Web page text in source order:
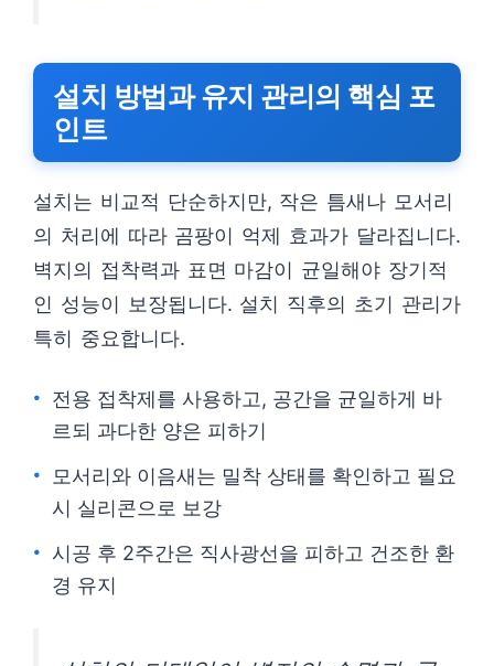
설치 방법과 유지 관리의 핵심 포
인트
설치는 비교적 단순하지만, 작은 틈새나 모서리
의 처리에 따라 곰팡이 억제 효과가 달라집니다.
벽지의 접착력과 표면 마감이 균일해야 장기적
인 성능이 보장됩니다. 설치 직후의 초기 관리가
특히 중요합니다.
전용 접착제를 사용하고, 공간을 균일하게 바
르되 과다한 양은 피하기
모서리와 이음새는 밀착 상태를 확인하고 필요
시 실리콘으로 보강
시공 후 2주간은 직사광선을 피하고 건조한 환
경 유지